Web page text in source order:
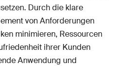
Durch die klare
von Anforderungen
minimieren, Ressourcen
ihrer Kunden
Anwendung und